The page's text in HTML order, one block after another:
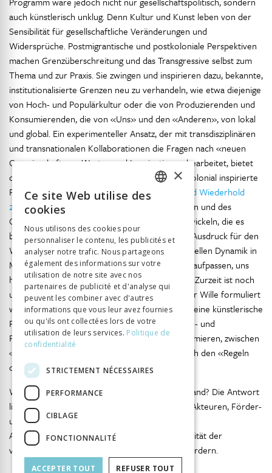
auch künstlerisch unklug. Denn Kultur und Kunst leben von der
Sensibilität für gesellschaftliche Veränderungen und
Widersprüche. Postmigrantische und postkoloniale Perspektiven
machen Grenzüberschreitung und das Transgressive selbst zum
Thema und zur Praxis. Sie zwingen und inspirieren dazu, bekannte,
institutionalisierte Grenzen neu zu verhandeln, wie etwa diejenige
von Hoch- und Populärkultur oder die von Produzierenden und
Konsumierenden, die von «Uns» und den «Anderen», von lokal
und global. Ein experimenteller Ansatz, der mit transdisziplinären
und transnationalen Kollaborationen die Fragen nach «neuen
Gemeinschaften», Werten und Imaginationen bearbeitet, bietet
die Möglichkeit, eine postmigrantisch und postkolonial inspirierte
Programmatik künstlerisch umzusetzen (
Pilic und Wiederhold
2015). Die Arbeit in Zwischenräumen des Lokalen und des
Globalen kann erlauben, die Imagination zu entwickeln, die es
braucht, um einen kulturellen und ästhetischen Ausdruck für den
Wandel der Zeit zu finden. Angesichts der kulturellen Dynamik in
Mumbai, Shanghai oder Cape Town müssen wir aufpassen, uns
hier mittelfristig nicht selbst zu provinzialisieren. Zurzeit ist noch
unklar, ob im Diskurs über kulturelle Teilhabe der Wille formuliert
wird, institutionellen Wandel vorzunehmen und eine künstlerische
Praxis zu fördern, die die Grenze zwischen Hoch- und
Populärkultur, zwischen Produzieren und Konsumieren, zwischen
«Eigenen» und «Anderen» produktiv – also nach den «Regeln
der Kunst» – in Frage stellt.
Welchen kulturellen Ausdruck benötigt dieses Land? Die Antwort
liegt bei den kulturpolitischen Akteurinnen und Akteuren, Förder-
und Kulturinstitutionen, Kulturschaffenden, den
Ausbildungsstätten – und auch bei der Souveränität der
vielfältigen Bevölkerung, ihre Kultur(en) einzufordern.
ITALIAN
×
Ce site Web utilise des
cookies
Nous utilisons des cookies pour
personnaliser le contenu, les publicités et
analyser notre trafic. Nous partageons
également des informations sur votre
utilisation de notre site avec nos
partenaires de publicité et d'analyse qui
peuvent les combiner avec d'autres
informations que vous leur avez fournies
ou qu'ils ont collectées lors de votre
utilisation de leurs services. Politique de
confidentialité
STRICTEMENT NÉCESSAIRES
PERFORMANCE
CIBLAGE
FONCTIONNALITÉ
ACCEPTER TOUT REFUSER TOUT